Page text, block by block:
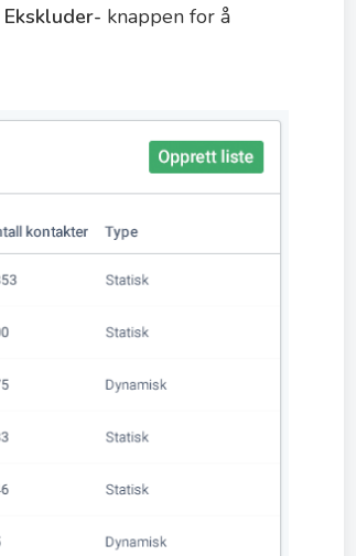
Ekskluder- knappen for å